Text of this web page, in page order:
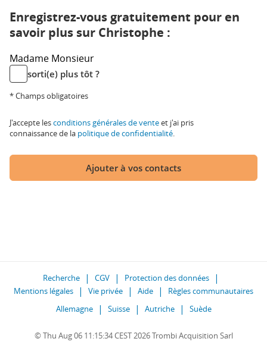
Enregistrez-vous gratuitement pour en
savoir plus sur Christophe :
Madame Monsieur
sorti(e) plus tôt ?
* Champs obligatoires
J'accepte lesconditions générales de venteet j'ai pris
connaissance de la politique de confidentialité.
Ajouter à vos contacts
Recherche CGV
Protection des données
Mentions légales
Vie privée Aide
Règles communautaires
Allemagne
Suisse Autriche Suède
© Thu Aug 06 11:15:34 CEST 2026 Trombi Acquisition Sarl